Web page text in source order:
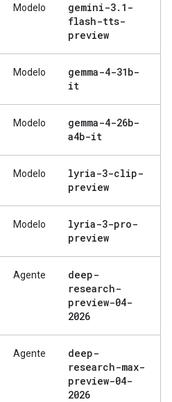
Modelo gemini-3. 1-
flash-tts-
preview
Modelo
gemma-4-31b-
it
Modelo
gemma-4-26b-
a4b-it
Modelo
lyria-3-clip-
preview
Modelo
lyria-3-pro-
preview
Agente
deep-
research-
preview-04-
2026
Agente
deep-
research-max-
preview-04-
2026